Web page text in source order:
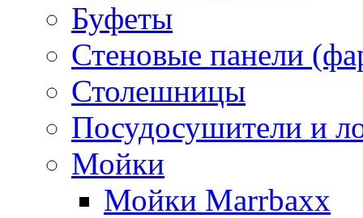
Буфеты
Стеновые панели
Столешницы
Посудосушители и
Мойки
Мойки Marrbaxx